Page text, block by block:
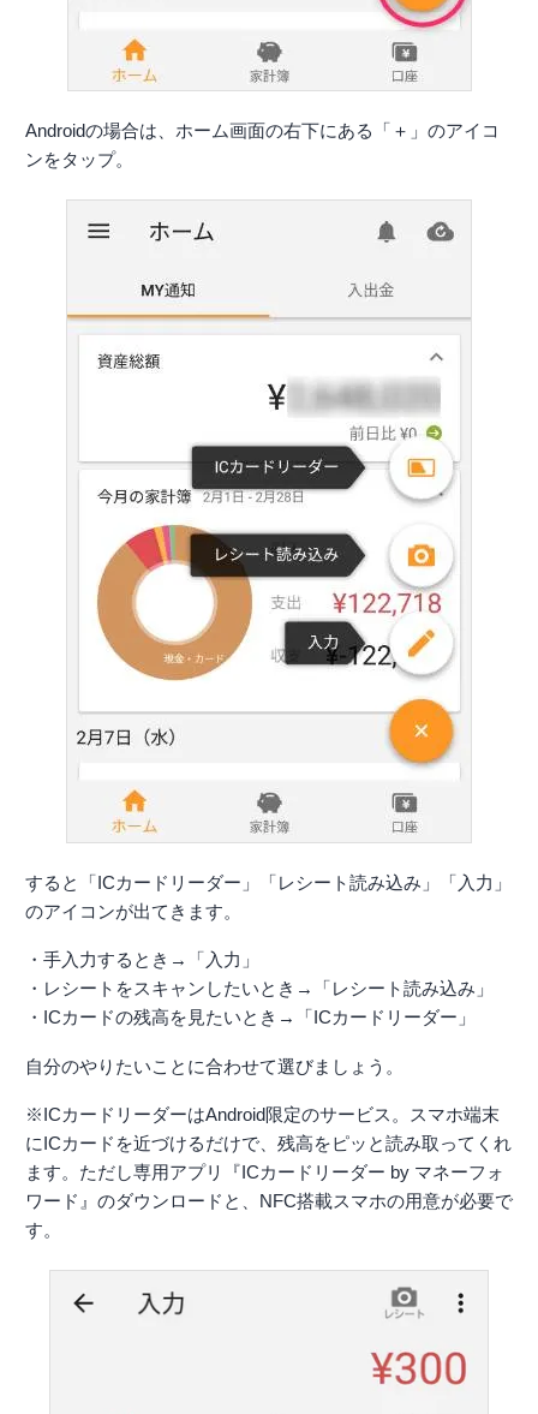
Androidの場合は、ホーム画面の右下にある「＋」のアイコ
ンをタップ。
すると「ICカードリーダー」「レシート読み込み」「入力」
のアイコンが出てきます。
・手入力するとき→「入力」
・レシートをスキャンしたいとき→「レシート読み込み」
・ICカードの残高を見たいとき→「ICカードリーダー」
自分のやりたいことに合わせて選びましょう。
※ICカードリーダーはAndroid限定のサービス。スマホ端末
にICカードを近づけるだけで、残高をピッと読み取ってくれ
ます。ただし専用アプリ『ICカードリーダー by マネーフォ
ワード』のダウンロードと、NFC搭載スマホの用意が必要で
す。